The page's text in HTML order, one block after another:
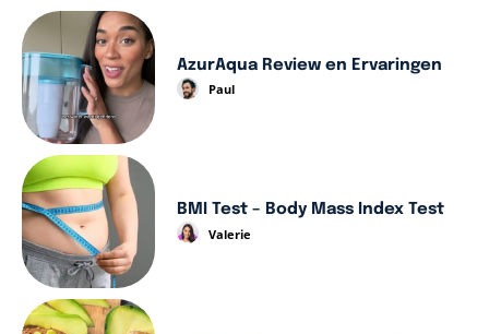
AzurAqua Review en Ervaringen
Paul
BMI Test – Body Mass Index Test
Valerie